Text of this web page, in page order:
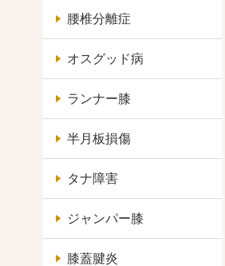
腰椎分離症
オスグッド病
ランナー膝
半月板損傷
タナ障害
ジャンパー膝
膝蓋腱炎